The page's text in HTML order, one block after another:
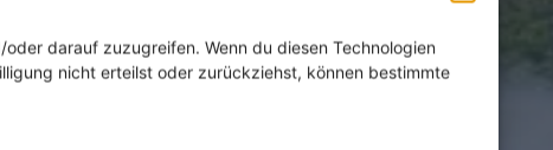
darauf zuzugreifen. Wenn du diesen Technologien
nicht erteilst oder zurückziehst, können bestimmte